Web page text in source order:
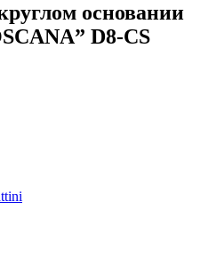
основании
D8-CS